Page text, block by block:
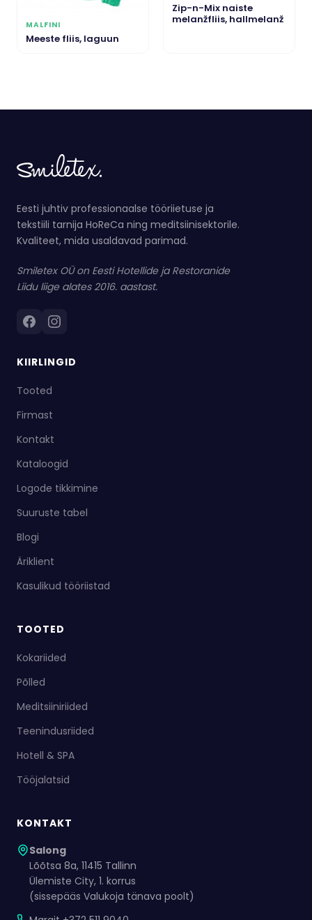
MALFINI
Meeste fliis, laguun
Zip-n-Mix naiste
melanžfliis, hallmelanž
Eesti juhtiv professionaalse tööriietuse ja
tekstiili tarnija HoReCa ning meditsiinisektorile.
Kvaliteet, mida usaldavad parimad.
Smiletex OÜ on Eesti Hotellide ja Restoranide
Liidu liige alates 2016. aastast.
KIIRLINGID
Tooted
Firmast
Kontakt
Kataloogid
Logode tikkimine
Suuruste tabel
Blogi
Äriklient
Kasulikud tööriistad
TOOTED
Kokariided
Põlled
Meditsiiniriided
Teenindusriided
Hotell & SPA
Tööjalatsid
KONTAKT
Salong
Lõõtsa 8a, 11415 Tallinn
Ülemiste City, 1. korrus
(sissepääs Valukoja tänava poolt)